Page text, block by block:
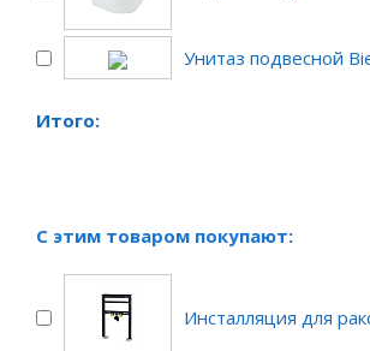
Унитаз подвесной
Итого:
С этим товаром покупают:
Инсталляция для